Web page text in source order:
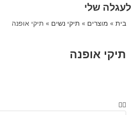
לעגלה שלי
בית » מוצרים » תיקי נשים » תיקי אופנה
תיקי אופנה